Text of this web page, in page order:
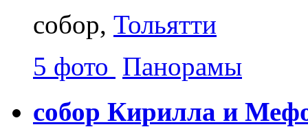
собор, Тольятти
5 фото Панорамы
собор Кирилла и